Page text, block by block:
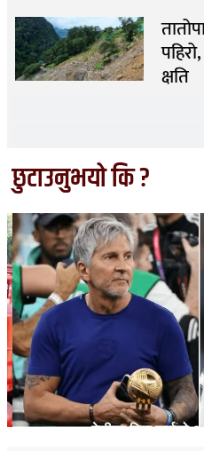
क्षति
छुटाउनुभयो कि ?
मेसीका पिता जर्जको